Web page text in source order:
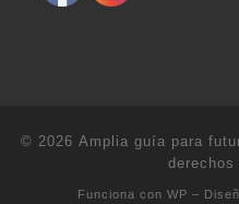
© 2026 Amplia guía para
derechos
Funciona con WP –